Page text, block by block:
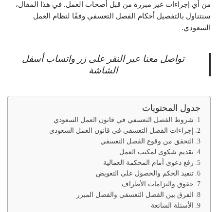
من أي إجراءات غير مبررة من قبل أصحاب العمل. في هذا المقال،
سنتناول بالتفصيل أحكام الفصل التعسفي وفقًا لنظام العمل
السعودي.
تواصل معنا عبر النقر على زر واتساب أسفل
الشاشة
جدول المحتويات
شروط الفصل التعسفي في قانون العمل السعودي
إجراءات الفصل التعسفي في قانون العمل السعودي
التحقق من وقوع الفصل التعسفي
تقديم شكوى لمكتب العمل
رفع دعوى أمام المحكمة العمالية
تنفيذ الحكم والحصول على التعويض
حقوق والتزامات الأطراف
الفرق بين الفصل التعسفي والفصل المبرر
الأسئلة الشائعة